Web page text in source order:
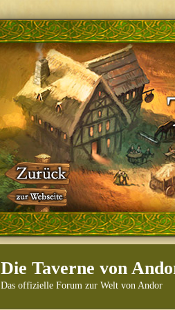
Die Taverne von
Das offizielle Forum zur Welt von Andor